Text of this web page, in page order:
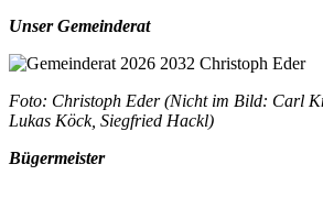
Unser Gemeinderat
Foto: Christoph Eder (Nicht im Bild: Carl
Lukas Köck, Siegfried Hackl)
Bügermeister